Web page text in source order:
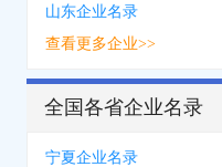
山东企业名录
查看更多企业>>
全国各省企业名录
宁夏企业名录